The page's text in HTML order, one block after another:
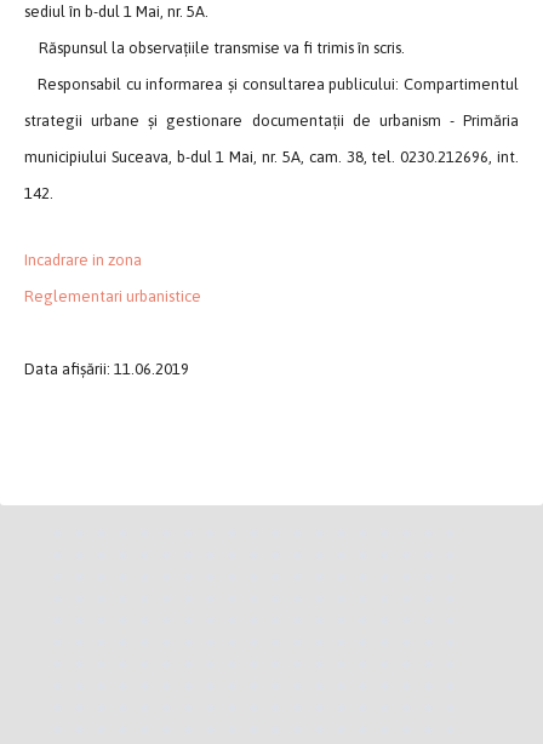
sediul în b-dul 1 Mai, nr. 5A.
Răspunsul la observațiile transmise va fi trimis în scris.
Responsabil cu informarea și consultarea publicului: Compartimentul
strategii urbane și gestionare documentații de urbanism - Primăria
municipiului Suceava, b-dul 1 Mai, nr. 5A, cam. 38, tel. 0230.212696, int.
142.
Incadrare in zona
Reglementari urbanistice
Data afișării: 11.06.2019